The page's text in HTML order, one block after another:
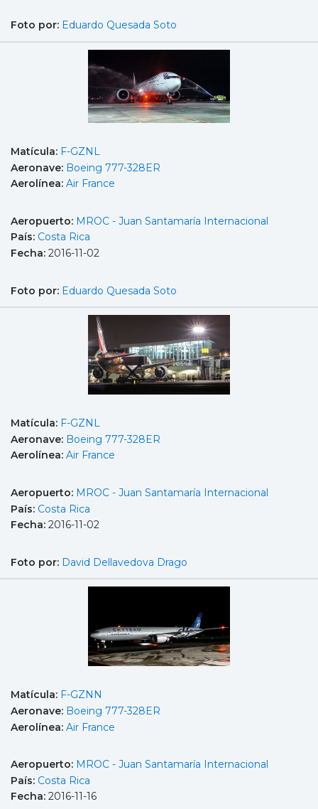
Foto por: Eduardo Quesada Soto
Matícula: F-GZNL
Aeronave: Boeing 777-328ER
Aerolínea: Air France
Aeropuerto: MROC - Juan Santamaría Internacional
País: Costa Rica
Fecha: 2016-11-02
Foto por: Eduardo Quesada Soto
Matícula: F-GZNL
Aeronave: Boeing 777-328ER
Aerolínea: Air France
Aeropuerto: MROC - Juan Santamaría Internacional
País: Costa Rica
Fecha: 2016-11-02
Foto por: David Dellavedova Drago
Matícula: F-GZNN
Aeronave: Boeing 777-328ER
Aerolínea: Air France
Aeropuerto: MROC - Juan Santamaría Internacional
País: Costa Rica
Fecha: 2016-11-16